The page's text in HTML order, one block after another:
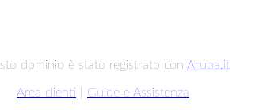
dominio è stato registrato con Aruba.it
Area clienti Guide e Assistenza